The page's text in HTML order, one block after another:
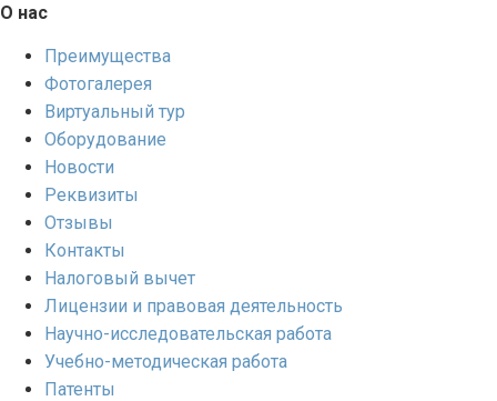
О нас
Преимущества
Фотогалерея
Виртуальный тур
Оборудование
Новости
Реквизиты
Отзывы
Контакты
Налоговый вычет
Лицензии и правовая деятельность
Научно-исследовательская работа
Учебно-методическая работа
Патенты